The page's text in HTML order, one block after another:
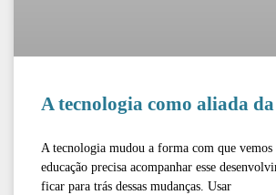
A tecnologia como aliada da
A tecnologia mudou a forma com que vemos
educação precisa acompanhar esse
ficar para trás dessas mudanças. Usar